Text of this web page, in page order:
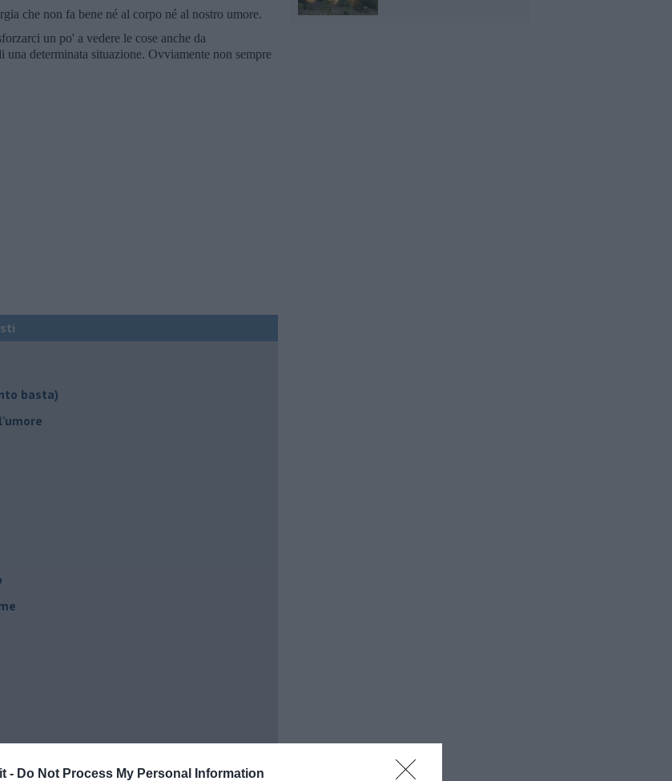
- Do Not Process My Personal Information
che non fa bene né al corpo né al nostro umore.
un po' a vedere le cose anche da
determinata situazione. Ovviamente non sempre
basta)